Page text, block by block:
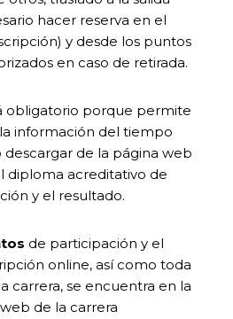
hacer reserva en el
y desde los puntos
en caso de retirada.
obligatorio porque permite
información del tiempo
descargar de la página web
diploma acreditativo de
y el resultado.
de participación y el
online, así como toda
carrera, se encuentra en la
de la carrera